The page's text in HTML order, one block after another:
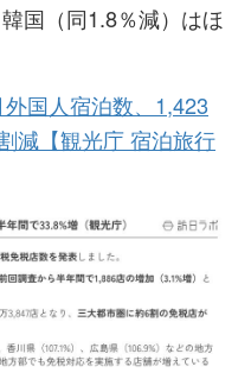
国（同1.8％減）はほ
国人宿泊数、1,423
減【観光庁 宿泊旅行